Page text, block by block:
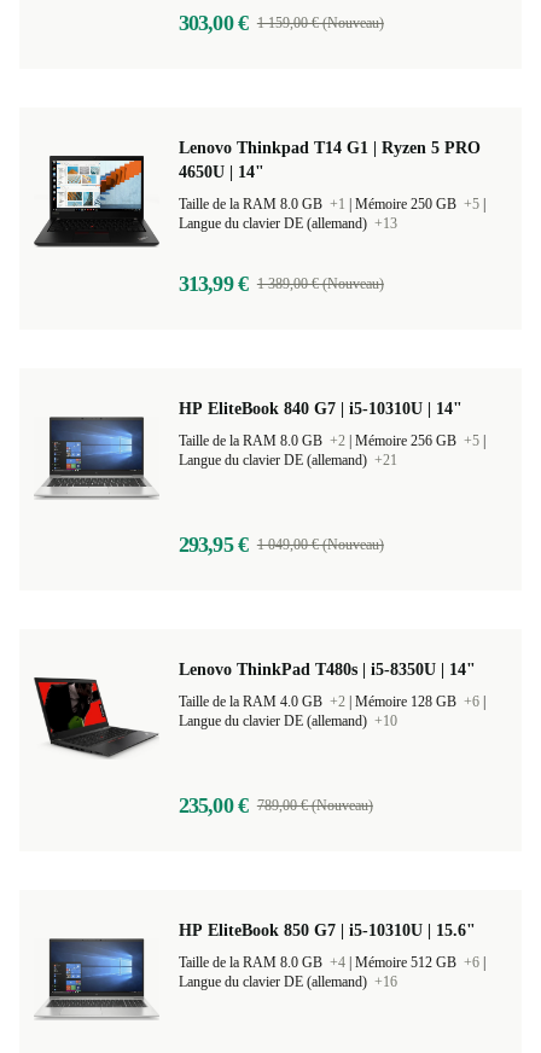
303,00 € 1 159,00 € (Nouveau)
Lenovo Thinkpad T14 G1 | Ryzen 5 PRO
4650U | 14"
Taille de la RAM 8.0 GB +1 Mémoire 250 GB +5
Langue du clavier DE (allemand) +13
313,99 € 1 389,00 € (Nouveau)
HP EliteBook 840 G7 | i5-10310U | 14"
Taille de la RAM 8.0 GB +2 Mémoire 256 GB +5
Langue du clavier DE (allemand) +21
293,95 € 1 049,00 € (Nouveau)
Lenovo ThinkPad T480s | i5-8350U | 14"
Taille de la RAM 4.0 GB +2 Mémoire 128 GB +6
Langue du clavier DE (allemand) +10
235,00 € 789,00 € (Nouveau)
HP EliteBook 850 G7 | i5-10310U | 15.6"
Taille de la RAM 8.0 GB +4 Mémoire 512 GB +6
Langue du clavier DE (allemand) +16